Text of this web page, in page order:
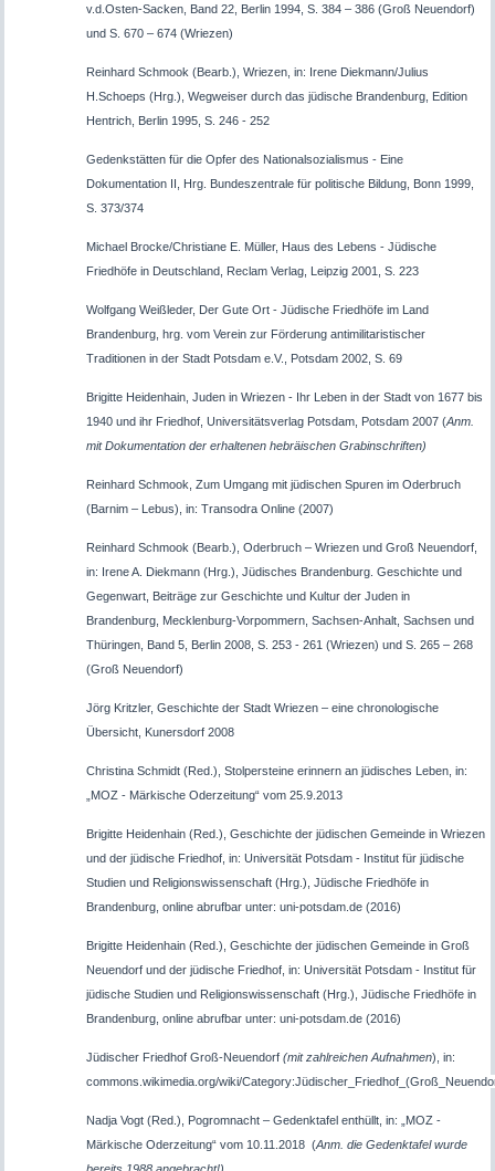
v.d.Osten-Sacken, Band 22, Berlin 1994, S. 384 – 386 (Groß Neuendorf)
und S. 670 – 674 (Wriezen)
Reinhard Schmook (Bearb.), Wriezen, in: Irene Diekmann/Julius
H.Schoeps (Hrg.), Wegweiser durch das jüdische Brandenburg, Edition
Hentrich, Berlin 1995, S. 246 - 252
Gedenkstätten für die Opfer des Nationalsozialismus - Eine
Dokumentation II, Hrg. Bundeszentrale für politische Bildung, Bonn 1999,
S. 373/374
Michael Brocke/Christiane E. Müller, Haus des Lebens - Jüdische
Friedhöfe in Deutschland, Reclam Verlag, Leipzig 2001, S. 223
Wolfgang Weißleder, Der Gute Ort - Jüdische Friedhöfe im Land
Brandenburg, hrg. vom Verein zur Förderung antimilitaristischer
Traditionen in der Stadt Potsdam e.V., Potsdam 2002, S. 69
Brigitte Heidenhain, Juden in Wriezen - Ihr Leben in der Stadt von 1677 bis
1940 und ihr Friedhof, Universitätsverlag Potsdam, Potsdam 2007 (Anm.
mit Dokumentation der erhaltenen hebräischen Grabinschriften)
Reinhard Schmook, Zum Umgang mit jüdischen Spuren im Oderbruch
(Barnim – Lebus), in: Transodra Online (2007)
Reinhard Schmook (Bearb.), Oderbruch – Wriezen und Groß Neuendorf,
in: Irene A. Diekmann (Hrg.), Jüdisches Brandenburg. Geschichte und
Gegenwart, Beiträge zur Geschichte und Kultur der Juden in
Brandenburg, Mecklenburg-Vorpommern, Sachsen-Anhalt, Sachsen und
Thüringen, Band 5, Berlin 2008, S. 253 - 261 (Wriezen) und S. 265 – 268
(Groß Neuendorf)
Jörg Kritzler, Geschichte der Stadt Wriezen – eine chronologische
Übersicht, Kunersdorf 2008
Christina Schmidt (Red.), Stolpersteine erinnern an jüdisches Leben, in:
„MOZ - Märkische Oderzeitung“ vom 25.9.2013
Brigitte Heidenhain (Red. ), Geschichte der jüdischen Gemeinde in Wriezen
und der jüdische Friedhof, in: Universität Potsdam - Institut für jüdische
Studien und Religionswissenschaft (Hrg.), Jüdische Friedhöfe in
Brandenburg, online abrufbar unter: uni-potsdam.de (2016)
Brigitte Heidenhain (Red.), Geschichte der jüdischen Gemeinde in Groß
Neuendorf und der jüdische Friedhof, in: Universität Potsdam - Institut für
jüdische Studien und Religionswissenschaft (Hrg.), Jüdische Friedhöfe in
Brandenburg, online abrufbar unter: uni-potsdam.de (2016)
Jüdischer Friedhof Groß-Neuendorf (mit zahlreichen Aufnahmen), in:
commons.wikimedia.org/wiki/
Nadja Vogt (Red.), Pogromnacht – Gedenktafel enthüllt, in: „MOZ -
Märkische Oderzeitung“ vom 10.11.2018 (Anm. die Gedenktafel wurde